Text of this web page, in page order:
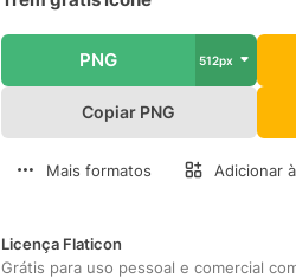
PNG 512px
Copiar PNG
Mais formatos Adicionar
Licença Flaticon
Grátis para uso pessoal e comercial